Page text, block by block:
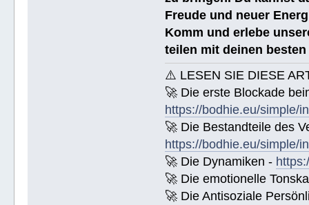
Freude und neuer
Komm und erlebe
teilen mit deinen
⚠️ LESEN SIE DIESE
🚀 Die erste Blockade
https://bodhie.eu/simple/
🚀 Die Bestandteile des
https://bodhie.eu/simple/
🚀 Die Dynamiken -
🚀 Die emotionelle
🚀 Die Antisoziale